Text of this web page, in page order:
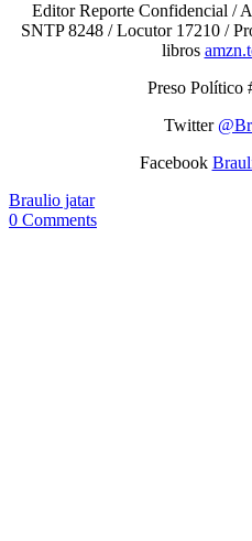
Editor Reporte Confidencial /
SNTP 8248 / Locutor 17210 /
libros
Preso
Twitter
Facebook
Braulio jatar
0 Comments